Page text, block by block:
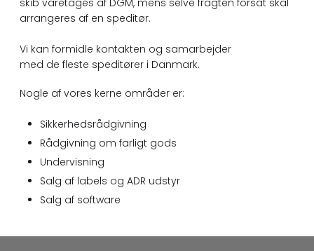
skib varetages af DGM, mens selve fragten forsat skal
arrangeres af en speditør.
Vi kan formidle kontakten og samarbejder
med de fleste speditører i Danmark.​
Nogle af vores kerne områder er:
Sikkerhedsrådgivning
Rådgivning om farligt gods
Undervisning
Salg af labels og ADR udstyr
Salg af software